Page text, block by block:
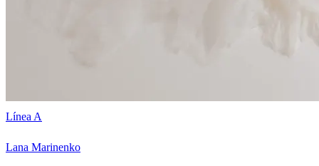
Línea A
Lana Marinenko